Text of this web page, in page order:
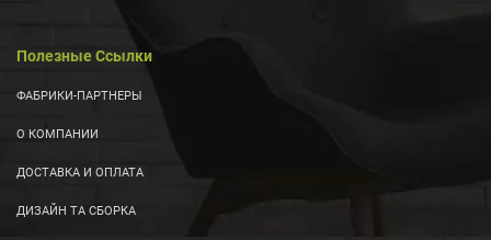
Полезные Ссылки
ФАБРИКИ-ПАРТНЕРЫ
О КОМПАНИИ
ДОСТАВКА И ОПЛАТА
ДИЗАЙН ТА СБОРКА